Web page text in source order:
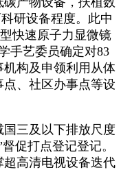
研设备程度。此中
快速原子力显微镜
手艺委员确定对83
构及申领利用从体
、社区办事点等设
三及以下排放尺度
促打点登记登记。
高清电视设备迭代